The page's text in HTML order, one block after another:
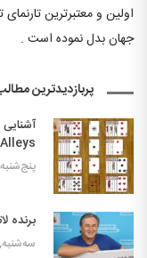
اولین و معتبرترین
جهان بدل نموده است .
پربازدیدترین
Alleys)
پنج‌شنبه, ۹ ژوئن
برنده
سه‌شنبه, ۲۹ ژوئن ۲۰۲۱